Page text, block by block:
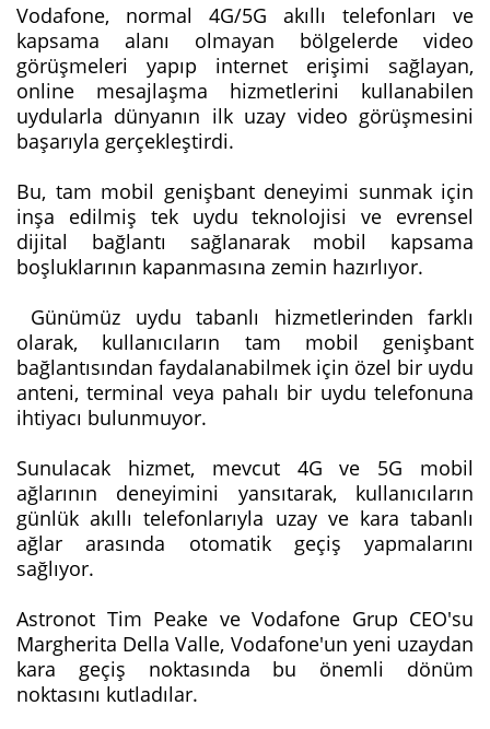
Vodafone, normal 4G/5G akıllı telefonları ve
kapsama alanı olmayan bölgelerde video
görüşmeleri yapıp internet erişimi sağlayan,
online mesajlaşma hizmetlerini kullanabilen
uydularla dünyanın ilk uzay video görüşmesini
başarıyla gerçekleştirdi.
Bu, tam mobil genişbant deneyimi sunmak için
inşa edilmiş tek uydu teknolojisi ve evrensel
dijital bağlantı sağlanarak mobil kapsama
boşluklarının kapanmasına zemin hazırlıyor.
Günümüz uydu tabanlı hizmetlerinden farklı
olarak, kullanıcıların tam mobil genişbant
bağlantısından faydalanabilmek için özel bir uydu
anteni, terminal veya pahalı bir uydu telefonuna
ihtiyacı bulunmuyor.
Sunulacak hizmet, mevcut 4G ve 5G mobil
ağlarının deneyimini yansıtarak, kullanıcıların
günlük akıllı telefonlarıyla uzay ve kara tabanlı
ağlar arasında otomatik geçiş yapmalarını
sağlıyor.
Astronot Tim Peake ve Vodafone Grup CEO'su
Margherita Della Valle, Vodafone'un yeni uzaydan
kara geçiş noktasında bu önemli dönüm
noktasını kutladılar.